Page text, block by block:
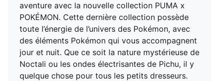
aventure avec la nouvelle collection PUMA x
POKÉMON. Cette dernière collection possède
toute l’énergie de l’univers des Pokémon, avec
des éléments Pokémon qui vous accompagnent
jour et nuit. Que ce soit la nature mystérieuse de
Noctali ou les ondes électrisantes de Pichu, il y
quelque chose pour tous les petits dresseurs.